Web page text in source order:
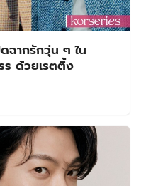
ฉากรักวุ่น ๆ ใน
ด้วยเรตติ้ง